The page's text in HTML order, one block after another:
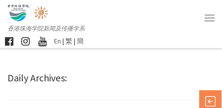
香港珠海学院新闻及传播学系
En | 繁 | 簡
Daily Archives: